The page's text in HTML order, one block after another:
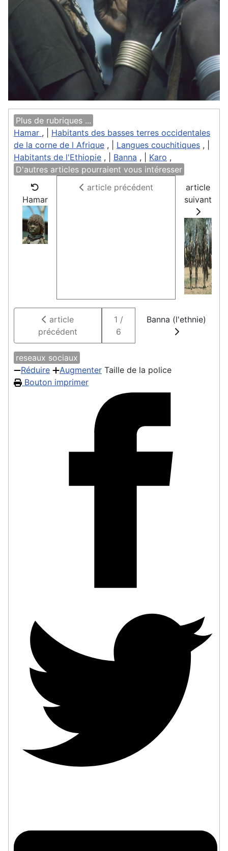
Plus de rubriques ...
Hamar , | Habitants des basses terres occidentales
de la corne de l Afrique , | Langues couchitiques , |
Habitants de l'Ethiopie , | Banna , | Karo ,
D'autres articles pourraient vous intéresser
Hamar
article précédent
article
suivant
article
précédent
1 /
6
Banna (l'ethnie)
reseaux sociaux
Réduire
Augmenter Taille de la police
Bouton imprimer